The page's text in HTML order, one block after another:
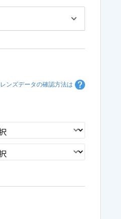
レンズデータの確認方法は